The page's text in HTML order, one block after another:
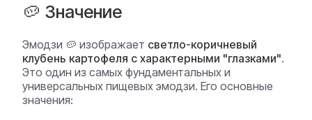
🥔 Значение
Эмодзи 🥔 изображает светло-коричневый
клубень картофеля с характерными "глазками".
Это один из самых фундаментальных и
универсальных пищевых эмодзи. Его основные
значения: